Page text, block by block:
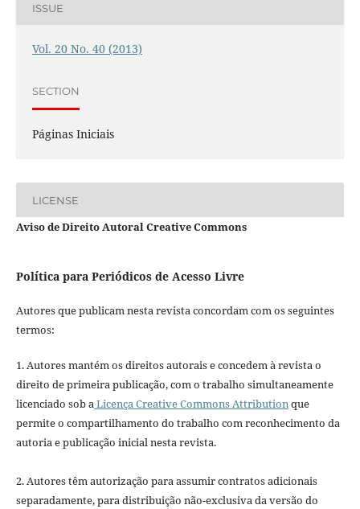
ISSUE
Vol. 20 No. 40 (2013)
SECTION
Páginas Iniciais
LICENSE
Aviso de Direito Autoral Creative Commons
Política para Periódicos de Acesso Livre
Autores que publicam nesta revista concordam com os seguintes
termos:
1. Autores mantém os direitos autorais e concedem à revista o
direito de primeira publicação, com o trabalho simultaneamente
licenciado sob aLicença Creative Commons Attributionque
permite o compartilhamento do trabalho com reconhecimento da
autoria e publicação inicial nesta revista.
2. Autores têm autorização para assumir contratos adicionais
separadamente, para distribuição não-exclusiva da versão do